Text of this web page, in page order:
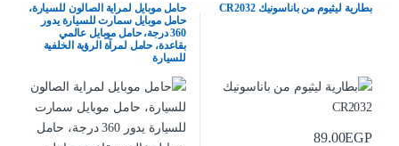
بطارية ليثيوم من باناسونيك CR2032
89.00EGP
حامل موبايل لمراية الصالون للسيارة،
حامل موبايل سمارت للسيارة يدور
360 درجة، حامل موبايل عالمي
بقاعدة، حامل لمرآة الرؤية الخلفية
للسيارة